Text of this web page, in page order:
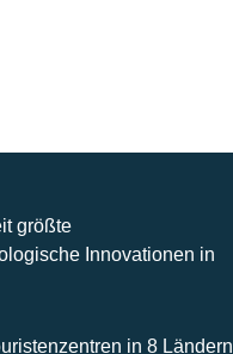
größte
Innovationen in
in 8 Ländern